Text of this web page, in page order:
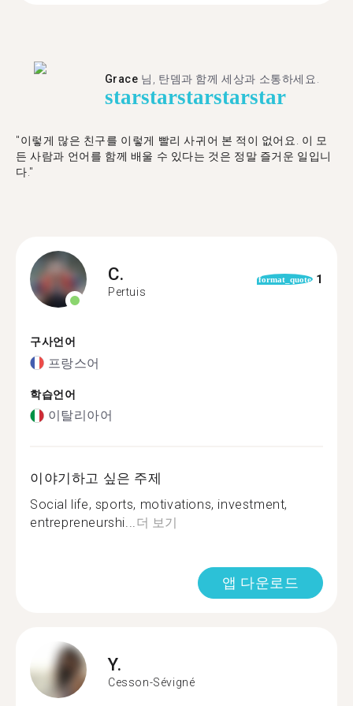
Grace 님, 탄뎀과 함께 세상과 소통하세요.
starstarstarstarstar
"이렇게 많은 친구를 이렇게 빨리 사귀어 본 적이 없어요. 이 모
든 사람과 언어를 함께 배울 수 있다는 것은 정말 즐거운 일입니
다."
C.
Pertuis
format_quote 1
구사언어
프랑스어
학습언어
이탈리아어
이야기하고 싶은 주제
Social life, sports, motivations, investment,
entrepreneurshi...더 보기
앱 다운로드
Y.
Cesson-Sévigné